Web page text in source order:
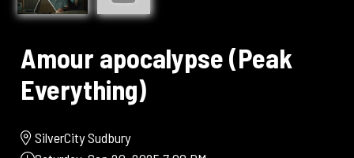
Amour apocalypse (Peak
Everything)
SilverCity Sudbury
et Sylvie Vartan
Youngblood
Untitled Home
Invasion
Sentimental